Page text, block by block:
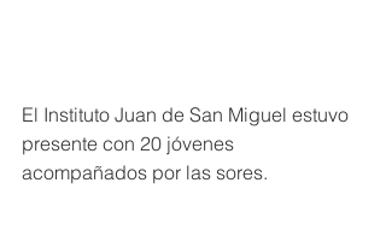
El Instituto Juan de San Miguel estuvo
presente con 20 jóvenes
acompañados por las sores.